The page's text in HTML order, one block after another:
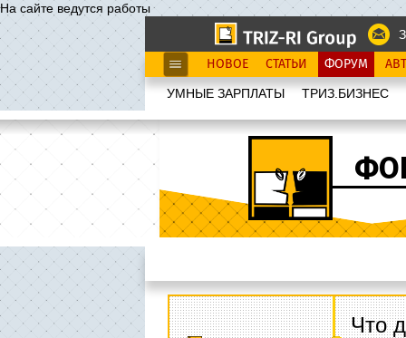
На сайте ведутся работы
НОВОЕ СТАТЬИ ФОРУМ
УМНЫЕ ЗАРПЛАТЫ ТРИЗ.БИЗНЕС
Что